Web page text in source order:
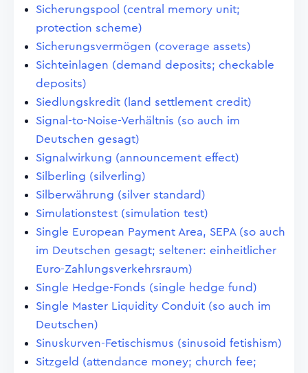
Sicherungspool (central memory unit;
protection scheme)
Sicherungsvermögen (coverage assets)
Sichteinlagen (demand deposits; checkable
deposits)
Siedlungskredit (land settlement credit)
Signal-to-Noise-Verhältnis (so auch im
Deutschen gesagt)
Signalwirkung (announcement effect)
Silberling (silverling)
Silberwährung (silver standard)
Simulationstest (simulation test)
Single European Payment Area, SEPA (so auch
im Deutschen gesagt; seltener: einheitlicher
Euro-Zahlungsverkehrsraum)
Single Hedge-Fonds (single hedge fund)
Single Master Liquidity Conduit (so auch im
Deutschen)
Sinuskurven-Fetischismus (sinusoid fetishism)
Sitzgeld (attendance money; church fee;